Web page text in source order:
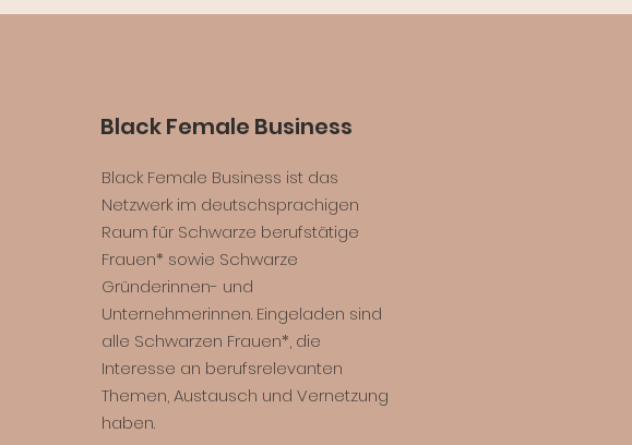
Black Female Business
Black Female Business ist das
Netzwerk im deutschsprachigen
Raum für Schwarze berufstätige
Frauen* sowie Schwarze
Gründerinnen- und
Unternehmerinnen. Eingeladen sind
alle Schwarzen Frauen*, die
Interesse an berufsrelevanten
Themen, Austausch und Vernetzung
haben.